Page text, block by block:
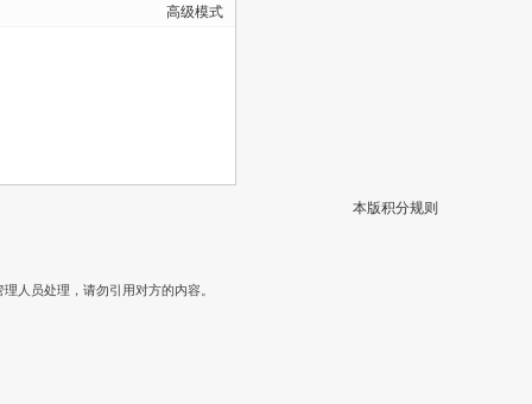
高级模式
本版积分规则
人员处理，请勿引用对方的内容。